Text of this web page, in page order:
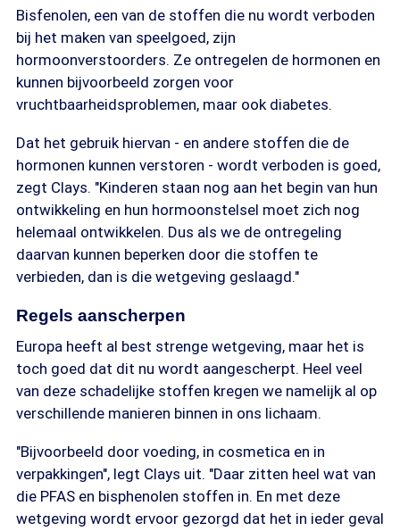
Bisfenolen, een van de stoffen die nu wordt verboden
bij het maken van speelgoed, zijn
hormoonverstoorders. Ze ontregelen de hormonen en
kunnen bijvoorbeeld zorgen voor
vruchtbaarheidsproblemen, maar ook diabetes.
Dat het gebruik hiervan - en andere stoffen die de
hormonen kunnen verstoren - wordt verboden is goed,
zegt Clays. "Kinderen staan nog aan het begin van hun
ontwikkeling en hun hormoonstelsel moet zich nog
helemaal ontwikkelen. Dus als we de ontregeling
daarvan kunnen beperken door die stoffen te
verbieden, dan is die wetgeving geslaagd."
Regels aanscherpen
Europa heeft al best strenge wetgeving, maar het is
toch goed dat dit nu wordt aangescherpt. Heel veel
van deze schadelijke stoffen kregen we namelijk al op
verschillende manieren binnen in ons lichaam.
"Bijvoorbeeld door voeding, in cosmetica en in
verpakkingen", legt Clays uit. "Daar zitten heel wat van
die PFAS en bisphenolen stoffen in. En met deze
wetgeving wordt ervoor gezorgd dat het in ieder geval